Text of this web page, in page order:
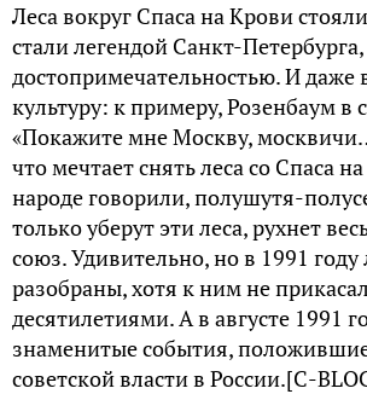
Леса вокруг Спаса на Крови
стали легендой Санкт-Петербурга,
достопримечательностью. И даже
культуру: к примеру, Розенбаум в
«Покажите мне Москву,
что мечтает снять леса со Спаса
народе говорили, полушутя-
только уберут эти леса, рухнет
союз. Удивительно, но в 1991 году
разобраны, хотя к ним не
десятилетиями. А в августе 1991
знаменитые события,
советской власти в России.[С-